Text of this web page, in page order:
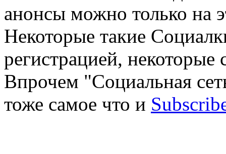
анонсы можно только на
Некоторые такие
регистрацией, некоторые
Впрочем "Социальная
тоже самое что и